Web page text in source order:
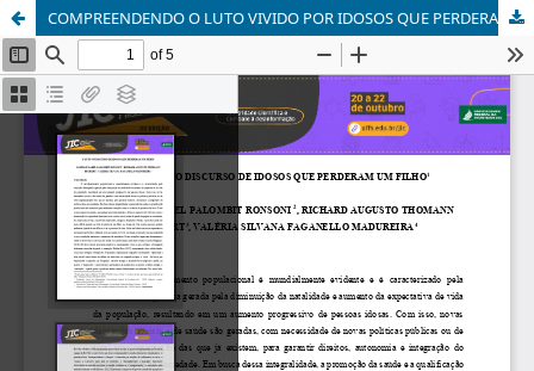
COMPREENDENDO O LUTO VIVIDO POR IDOSOS QUE PERDERAM UM FILHO